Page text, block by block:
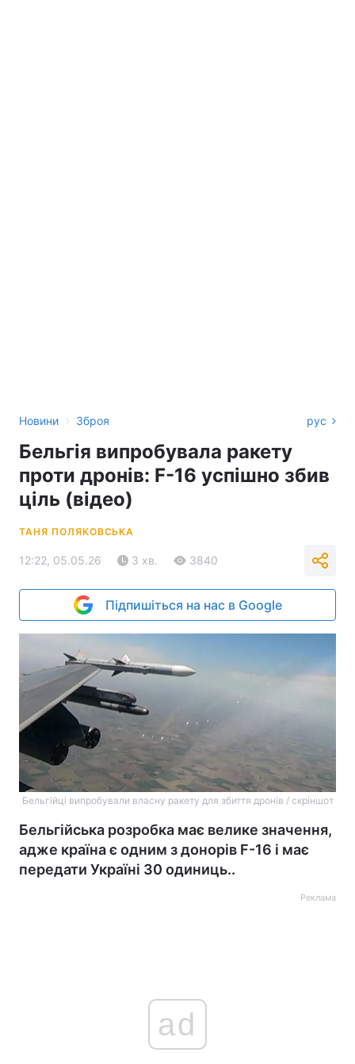
Новини › Зброя рус
Бельгія випробувала ракету
проти дронів: F-16 успішно збив
ціль (відео)
ТАНЯ ПОЛЯКОВСЬКА
12:22, 05.05.26 3 хв. 3840
Підпишіться на нас в Google
Бельгійці випробували власну ракету для збиття дронів / скріншот
Бельгійська розробка має велике значення,
адже країна є одним з донорів F-16 і має
передати Україні 30 одиниць..
Реклама
ad